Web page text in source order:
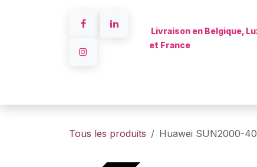
Livraison en Belgique,
et France
Tous les produits Huawei SUN2000-